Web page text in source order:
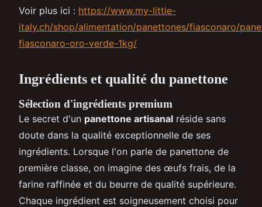
Voir plus ici : https://www.my-little-
italy.ch/shop/alimentation/panettones/fiasconaro/
fiasconaro-oro-verde-1kg/
Ingrédients et qualité du panettone
Sélection d'ingrédients premium
Le secret d'un panettone artisanal réside sans
doute dans la qualité exceptionnelle de ses
ingrédients. Lorsque l'on parle de panettone de
première classe, on imagine des œufs frais, de la
farine raffinée et du beurre de qualité supérieure.
Chaque ingrédient est soigneusement choisi pour